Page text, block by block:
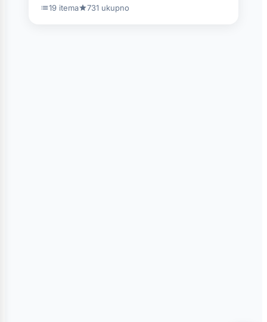
19 itema 731 ukupno